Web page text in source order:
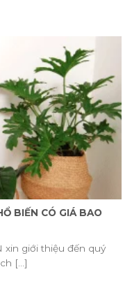
BIẾN CÓ GIÁ BAO
xin giới thiệu đến quý
[...]